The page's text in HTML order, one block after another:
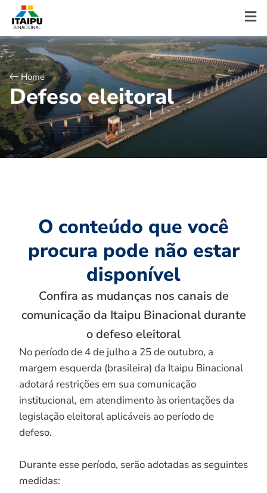
Home
Defeso eleitoral
O conteúdo que você
procura pode não estar
disponível
Confira as mudanças nos canais de
comunicação da Itaipu Binacional durante
o defeso eleitoral
No período de 4 de julho a 25 de outubro, a
margem esquerda (brasileira) da Itaipu Binacional
adotará restrições em sua comunicação
institucional, em atendimento às orientações da
legislação eleitoral aplicáveis ao período de
defeso.
Durante esse período, serão adotadas as seguintes
medidas: